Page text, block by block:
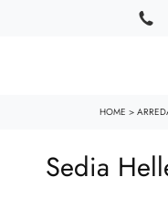
HOME >
Sedia